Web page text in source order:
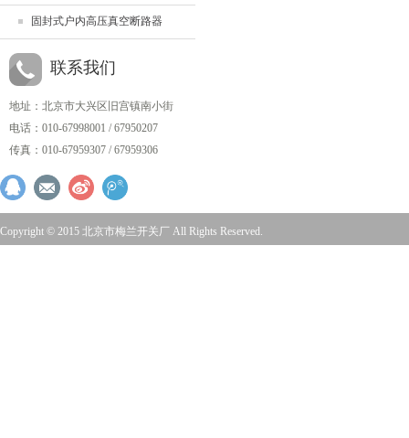
固封式户内高压真空断路器
联系我们
地址：北京市大兴区旧宫镇南小街
电话：010-67998001 / 67950207
传真：010-67959307 / 67959306
Copyright © 2015 北京市梅兰开关厂 All Rights Reserved.